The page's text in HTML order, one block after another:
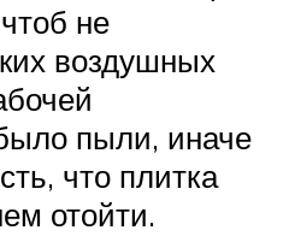
не
воздушных
пыли, иначе
что плитка
отойти.